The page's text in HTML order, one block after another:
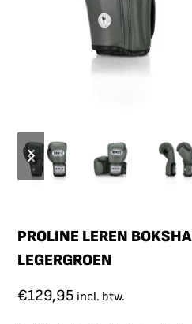
PROLINE LEREN
LEGERGROEN
€129,95 incl. btw.